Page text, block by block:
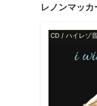
レノンマッカ
CD / ハイレゾ